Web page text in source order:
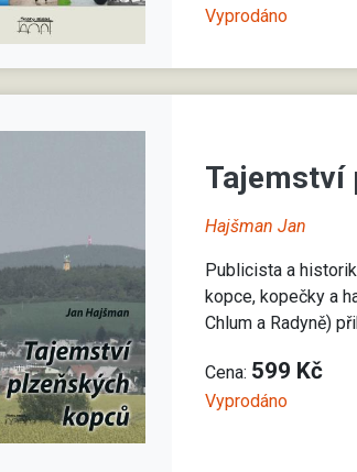
Vyprodáno
Tajemství
Hajšman Jan
Publicista a
kopce, kopečky a
Chlum a Radyně)
Cena: 599 Kč
Vyprodáno